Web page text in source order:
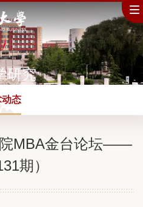
研究
态
MBA金台论坛——
期）